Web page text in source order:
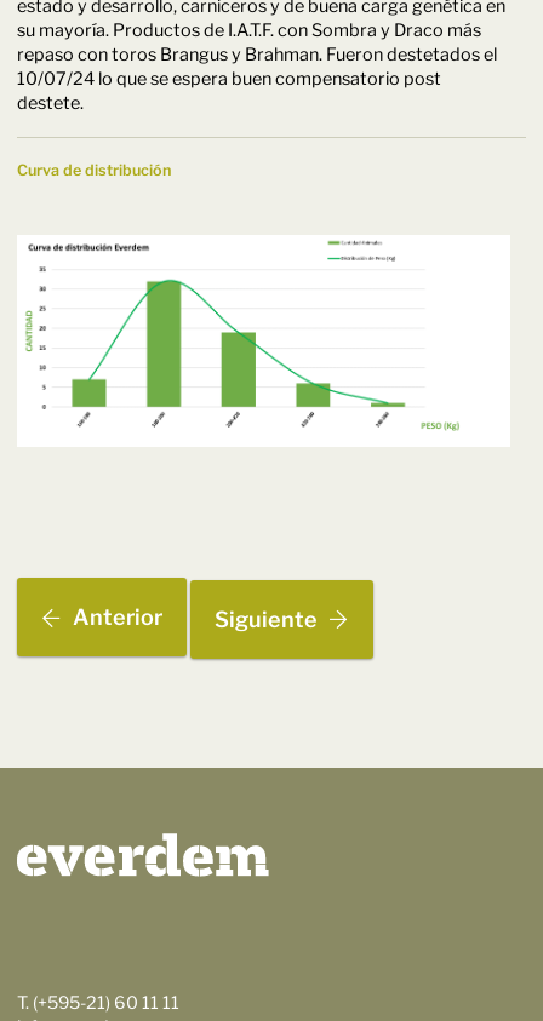
estado y desarrollo, carniceros y de buena carga genética en
su mayoría. Productos de I.A.T.F. con Sombra y Draco más
repaso con toros Brangus y Brahman. Fueron destetados el
10/07/24 lo que se espera buen compensatorio post
destete.
Curva de distribución
Anterior Siguiente
T. (+595-21) 60 11 11